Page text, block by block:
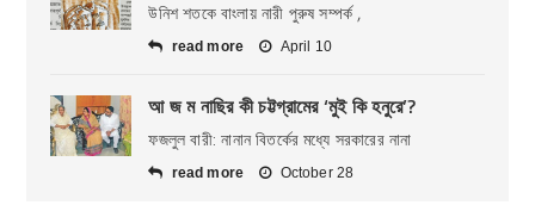
উনিশ শতকে বাংলায় নারী পুরুষ সম্পর্ক ,
read more April 10
আ জ ম নাছির কী চট্টগ্রামের ‘মুই কি হনুরে’?
ফজলুল বারী: নানান বিতর্কের মধ্যে সরকারের নানা
read more October 28